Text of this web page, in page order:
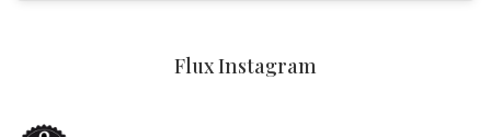
Flux Instagram